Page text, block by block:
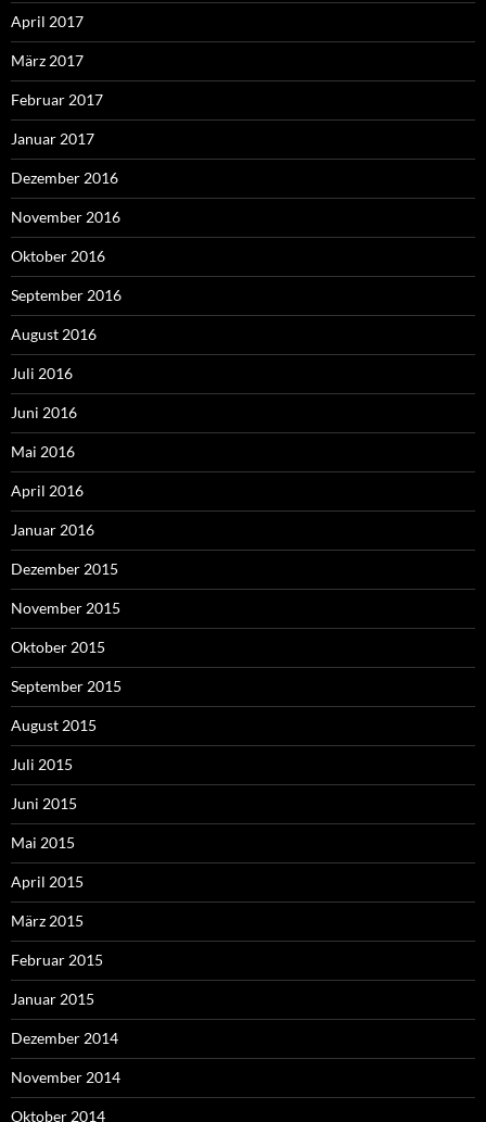
April 2017
März 2017
Februar 2017
Januar 2017
Dezember 2016
November 2016
Oktober 2016
September 2016
August 2016
Juli 2016
Juni 2016
Mai 2016
April 2016
Januar 2016
Dezember 2015
November 2015
Oktober 2015
September 2015
August 2015
Juli 2015
Juni 2015
Mai 2015
April 2015
März 2015
Februar 2015
Januar 2015
Dezember 2014
November 2014
Oktober 2014